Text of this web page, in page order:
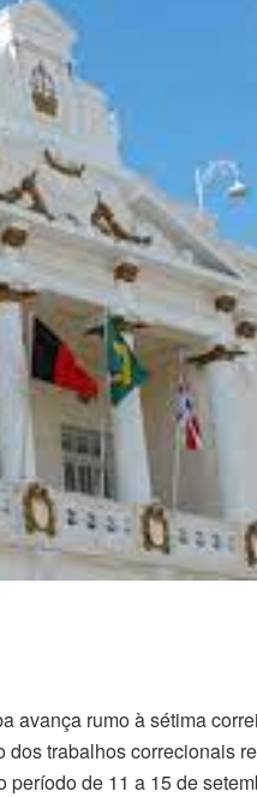
avança rumo à sétima
trabalhos correcionais
de 11 a 15 de